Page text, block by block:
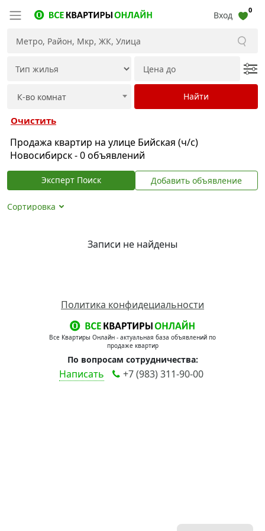
Вход 0
Очистить
Продажа квартир на улице Бийская (ч/с)
Новосибирск - 0 объявлений
Эксперт Поиск Добавить объявление
Сортировка
Записи не найдены
Политика конфидециальности
Все Квартиры Онлайн - актуальная база объявлений по
продаже квартир
По вопросам сотрудничества:
Написать +7 (983) 311-90-00